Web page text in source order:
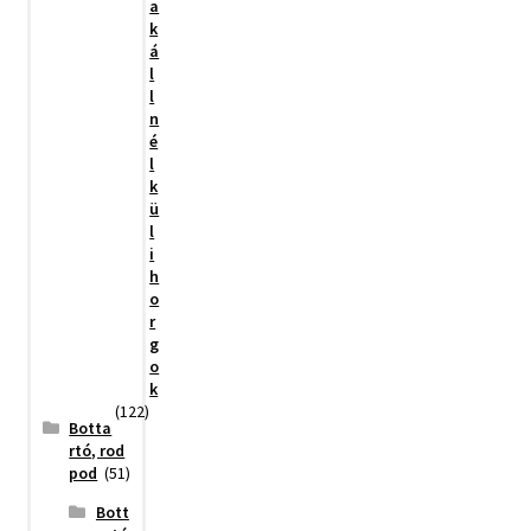
a
k
á
l
l
n
é
l
k
ü
l
i
h
o
r
g
o
k
(122)
Botta
rtó, rod
pod (51)
Bott